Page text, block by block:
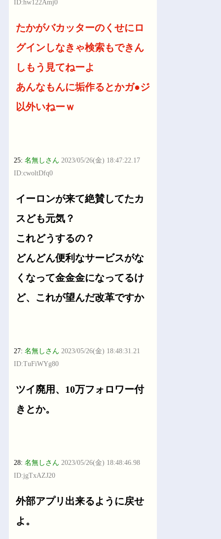
ID:hw122Amj0
たかがバカッターのくせにロ
グインしなきゃ検索もできん
しもう見てねーよ
あんなもんに垢作るとかガ●ジ
以外いねーｗ
25:名無しさん 2023/05/26(金) 18:47:22.17
ID:cwoltDfq0
イーロンが来て絶賛してたカ
スども元気？
これどうするの？
どんどん便利なサービスがな
くなって金金金になってるけ
ど、これが望んだ改革ですか
27:名無しさん 2023/05/26(金) 18:48:31.21
ID:TuFiWYg80
ツイ廃用、10万フォロワー付
きとか。
28:名無しさん 2023/05/26(金) 18:48:46.98
ID:jgTxAZJ20
外部アプリ出来るように戻せ
よ。